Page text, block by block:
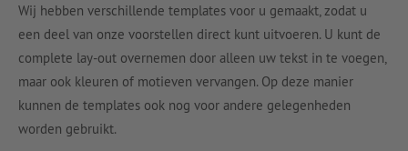
Wij hebben verschillende templates voor u gemaakt, zodat u
een deel van onze voorstellen direct kunt uitvoeren. U kunt de
complete lay-out overnemen door alleen uw tekst in te voegen,
maar ook kleuren of motieven vervangen. Op deze manier
kunnen de templates ook nog voor andere gelegenheden
worden gebruikt.